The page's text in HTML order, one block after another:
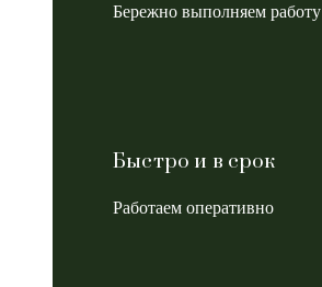
Бережно выполняем работу
Быстро и в срок
Работаем оперативно